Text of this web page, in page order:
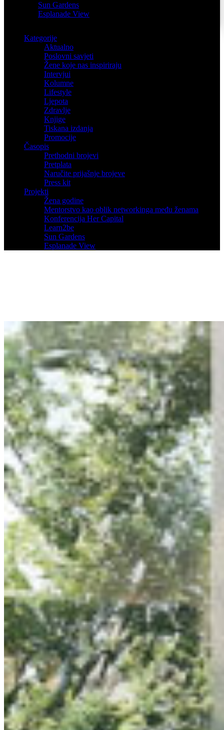
Sun Gardens
Esplanade View
Kategorije
Aktualno
Poslovni savjeti
Žene koje nas inspiriraju
Intervjui
Kolumne
Lifestyle
Ljepota
Zdravlje
Knjige
Tiskana izdanja
Promocije
Časopis
Prethodni brojevi
Pretplata
Naručite prijašnje brojeve
Press kit
Projekti
Žena godine
Mentorstvo kao oblik networkinga među ženama
Konferencija Her Capital
Learn2be
Sun Gardens
Esplanade View